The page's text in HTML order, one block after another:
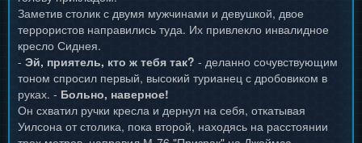
Заметив столик с двумя мужчинами и девушкой, двое
террористов направились туда. Их привлекло инвалидное
кресло Сиднея.
- Эй, приятель, кто ж тебя так? - деланно сочувствующим
тоном спросил первый, высокий турианец с дробовиком в
руках. - Больно, наверное!
Он схватил ручки кресла и дернул на себя, откатывая
Уилсона от столика, пока второй, находясь на расстоянии